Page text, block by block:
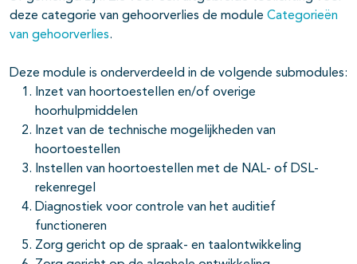
open- en dichtklappen
deze categorie van gehoorverlies de module Categorieën
van gehoorverlies.
Deze module is onderverdeeld in de volgende submodules:
Inzet van hoortoestellen en/of overige
hoorhulpmiddelen
Inzet van de technische mogelijkheden van
hoortoestellen
Instellen van hoortoestellen met de NAL- of DSL-
rekenregel
Diagnostiek voor controle van het auditief
functioneren
Zorg gericht op de spraak- en taalontwikkeling